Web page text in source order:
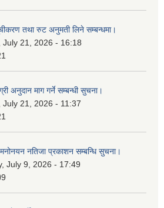
तथा रुट अनुमती लिने सम्बन्धमा।
July 21, 2026 - 16:18
अनुदान माग गर्ने सम्बन्धी सुचना।
July 21, 2026 - 11:37
मनोनयन नतिजा प्रकाशन सम्बन्धि सुचना।
July 9, 2026 - 17:49